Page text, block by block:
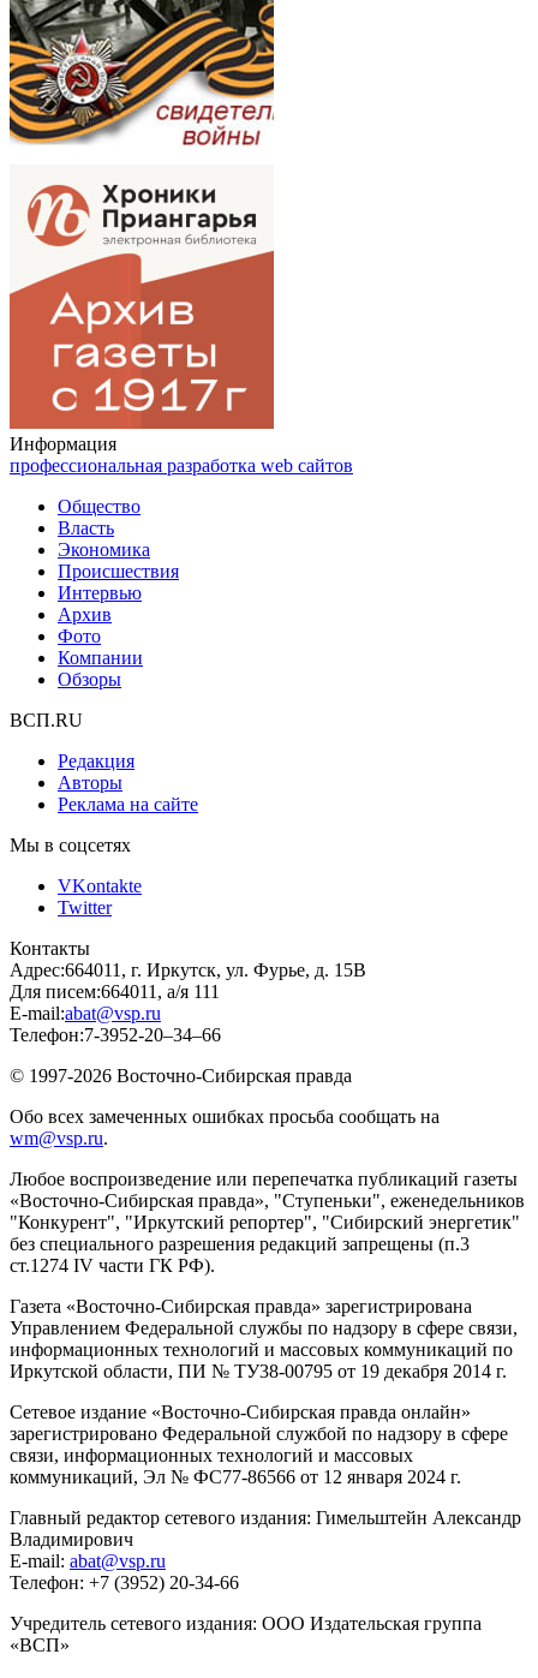
Информация
профессиональная разработка web сайтов
Общество
Власть
Экономика
Происшествия
Интервью
Архив
Фото
Компании
Обзоры
ВСП.RU
Редакция
Авторы
Реклама на сайте
Мы в соцсетях
VKontakte
Twitter
Контакты
Адрес:664011, г. Иркутск, ул. Фурье, д. 15В
Для писем:664011, а/я 111
E-mail:abat@vsp.ru
Телефон:7-3952-20–34–66
© 1997-2026 Восточно-Сибирская правда
Обо всех замеченных ошибках просьба сообщать на
wm@vsp.ru.
Любое воспроизведение или перепечатка публикаций газеты
«Восточно-Сибирская правда», "Ступеньки", еженедельников
"Конкурент", "Иркутский репортер", "Сибирский энергетик"
без специального разрешения редакций запрещены (п.3
ст.1274 IV части ГК РФ).
Газета «Восточно-Сибирская правда» зарегистрирована
Управлением Федеральной службы по надзору в сфере связи,
информационных технологий и массовых коммуникаций по
Иркутской области, ПИ № ТУ38-00795 от 19 декабря 2014 г.
Сетевое издание «Восточно-Сибирская правда онлайн»
зарегистрировано Федеральной службой по надзору в сфере
связи, информационных технологий и массовых
коммуникаций, Эл № ФС77-86566 от 12 января 2024 г.
Главный редактор сетевого издания: Гимельштейн Александр
Владимирович
E-mail: abat@vsp.ru
Телефон: +7 (3952) 20-34-66
Учредитель сетевого издания: ООО Издательская группа
«ВСП»